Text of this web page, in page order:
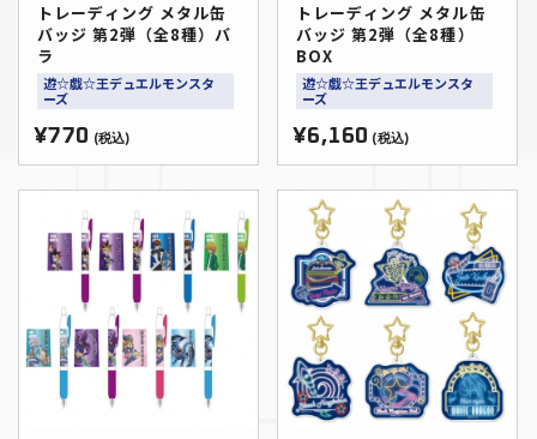
トレーディング メタル缶
バッジ 第2弾（全8種）バ
ラ
遊☆戯☆王デュエルモンスタ
ーズ
¥770 (税込)
トレーディング メタル缶
バッジ 第2弾（全8種）
BOX
遊☆戯☆王デュエルモンスタ
ーズ
¥6,160 (税込)